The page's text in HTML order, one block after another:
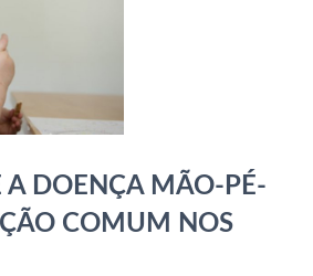
A DOENÇA MÃO-PÉ-
COMUM NOS